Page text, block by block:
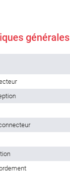
générales